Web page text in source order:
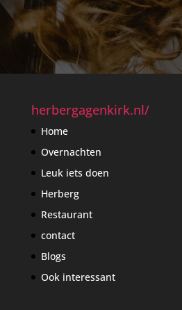
herbergagenkirk.nl/
Home
Overnachten
Leuk iets doen
Herberg
Restaurant
contact
Blogs
Ook interessant